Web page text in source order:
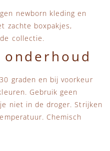
newborn kleding en
zachte boxpakjes,
collectie.
onderhoud
graden en bij voorkeur
Gebruik geen
niet in de droger. Strijken
Chemisch